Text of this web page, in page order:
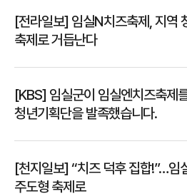
[전라일보] 임실N치즈축제, 지역
축제로 거듭난다
[KBS] 임실군이 임실엔치즈축제
청년기획단을 발족했습니다.
[천지일보] “치즈 덕후 집합!”…임
주도형 축제로